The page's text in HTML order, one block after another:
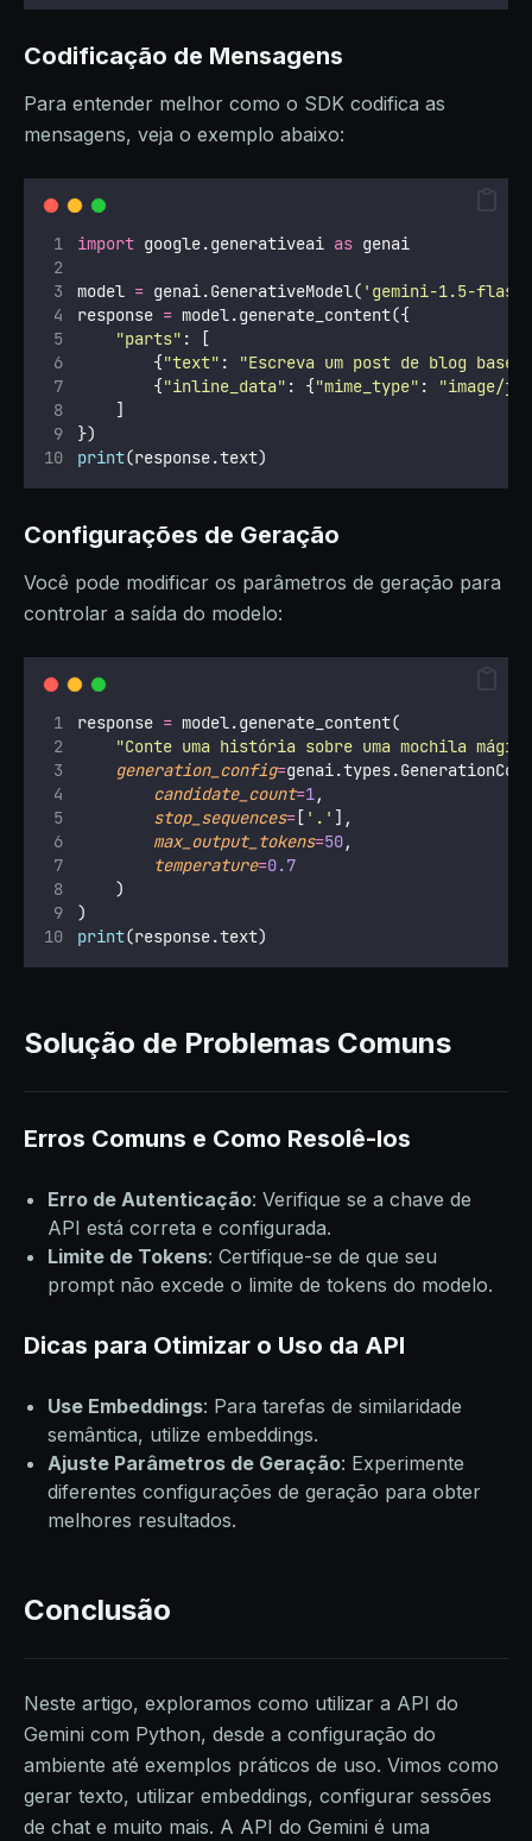
Codificação de Mensagens
Para entender melhor como o SDK codifica as
mensagens, veja o exemplo abaixo:
import google.generativeai as genai
model = genai.GenerativeModel( ' gemini-1.5-flash
response = model.generate_content({
"parts" : [
        {
"text" : "Escreva um post de blog
        {
"inline_data" : {"mime_type" : "image/
    ]
})
print(response.text)
Configurações de Geração
Você pode modificar os parâmetros de geração para
controlar a saída do modelo:
response = model.generate_content(
"Conte uma história sobre uma mochila
generation_config=
candidate_count=1,
stop_sequences=[ ' . ' ],
max_output_tokens=50,
temperature=0.7
    )
)
print(response.text)
Solução de Problemas Comuns
Erros Comuns e Como Resolê-los
Erro de Autenticação: Verifique se a chave de
API está correta e configurada.
Limite de Tokens: Certifique-se de que seu
prompt não excede o limite de tokens do modelo.
Dicas para Otimizar o Uso da API
Use Embeddings: Para tarefas de similaridade
semântica, utilize embeddings.
Ajuste Parâmetros de Geração: Experimente
diferentes configurações de geração para obter
melhores resultados.
Conclusão
Neste artigo, exploramos como utilizar a API do
Gemini com Python, desde a configuração do
ambiente até exemplos práticos de uso. Vimos como
gerar texto, utilizar embeddings, configurar sessões
de chat e muito mais. A API do Gemini é uma